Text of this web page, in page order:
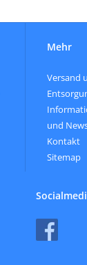
Mehr
Versand
und
Kontakt
Sitemap